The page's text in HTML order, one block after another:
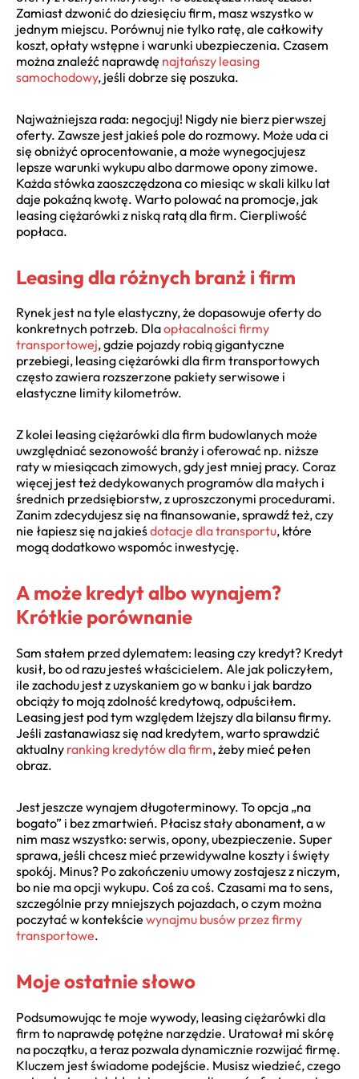
Zamiast dzwonić do dziesięciu firm, masz wszystko w
jednym miejscu. Porównuj nie tylko ratę, ale całkowity
koszt, opłaty wstępne i warunki ubezpieczenia. Czasem
można znaleźć naprawdę najtańszy leasing
samochodowy, jeśli dobrze się poszuka.
Najważniejsza rada: negocjuj! Nigdy nie bierz pierwszej
oferty. Zawsze jest jakieś pole do rozmowy. Może uda ci
się obniżyć oprocentowanie, a może wynegocjujesz
lepsze warunki wykupu albo darmowe opony zimowe.
Każda stówka zaoszczędzona co miesiąc w skali kilku lat
daje pokaźną kwotę. Warto polować na promocje, jak
leasing ciężarówki z niską ratą dla firm. Cierpliwość
popłaca.
Leasing dla różnych branż i firm
Rynek jest na tyle elastyczny, że dopasowuje oferty do
konkretnych potrzeb. Dlaopłacalności firmy
transportowej, gdzie pojazdy robią gigantyczne
przebiegi, leasing ciężarówki dla firm transportowych
często zawiera rozszerzone pakiety serwisowe i
elastyczne limity kilometrów.
Z kolei leasing ciężarówki dla firm budowlanych może
uwzględniać sezonowość branży i oferować np. niższe
raty w miesiącach zimowych, gdy jest mniej pracy. Coraz
więcej jest też dedykowanych programów dla małych i
średnich przedsiębiorstw, z uproszczonymi procedurami.
Zanim zdecydujesz się na finansowanie, sprawdź też, czy
nie łapiesz się na jakieśdotacje dla transportu, które
mogą dodatkowo wspomóc inwestycję.
A może kredyt albo wynajem?
Krótkie porównanie
Sam stałem przed dylematem: leasing czy kredyt? Kredyt
kusił, bo od razu jesteś właścicielem. Ale jak policzyłem,
ile zachodu jest z uzyskaniem go w banku i jak bardzo
obciąży to moją zdolność kredytową, odpuściłem.
Leasing jest pod tym względem lżejszy dla bilansu firmy.
Jeśli zastanawiasz się nad kredytem, warto sprawdzić
aktualny ranking kredytów dla firm, żeby mieć pełen
obraz.
Jest jeszcze wynajem długoterminowy. To opcja „na
bogato” i bez zmartwień. Płacisz stały abonament, a w
nim masz wszystko: serwis, opony, ubezpieczenie. Super
sprawa, jeśli chcesz mieć przewidywalne koszty i święty
spokój. Minus? Po zakończeniu umowy zostajesz z niczym,
bo nie ma opcji wykupu. Coś za coś. Czasami ma to sens,
szczególnie przy mniejszych pojazdach, o czym można
poczytać w kontekście wynajmu busów przez firmy
transportowe.
Moje ostatnie słowo
Podsumowując te moje wywody, leasing ciężarówki dla
firm to naprawdę potężne narzędzie. Uratował mi skórę
na początku, a teraz pozwala dynamicznie rozwijać firmę.
Kluczem jest świadome podejście. Musisz wiedzieć, czego